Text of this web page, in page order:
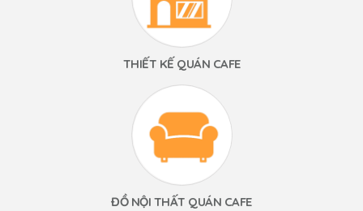
THIẾT KẾ QUÁN CAFE
ĐỒ NỘI THẤT QUÁN CAFE